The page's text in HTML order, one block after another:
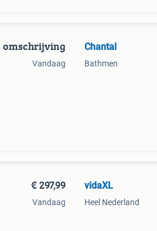
omschrijving
Vandaag
Chantal
Bathmen
€ 297,99
Vandaag
vidaXL
Heel Nederland